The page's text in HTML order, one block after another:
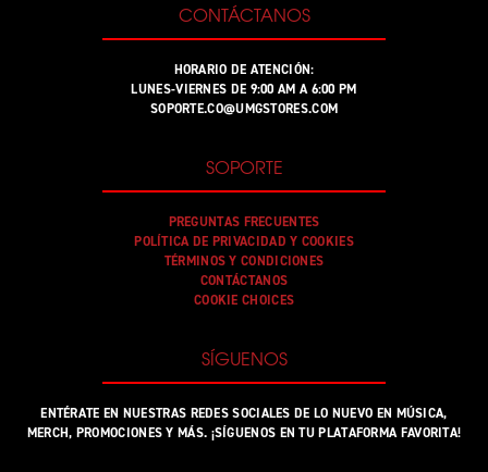
CONTÁCTANOS
HORARIO DE ATENCIÓN:
LUNES-VIERNES DE 9:00 AM A 6:00 PM
SOPORTE.CO@UMGSTORES.COM
SOPORTE
PREGUNTAS FRECUENTES
POLÍTICA DE PRIVACIDAD Y COOKIES
TÉRMINOS Y CONDICIONES
CONTÁCTANOS
COOKIE CHOICES
SÍGUENOS
ENTÉRATE EN NUESTRAS REDES SOCIALES DE LO NUEVO EN MÚSICA,
MERCH, PROMOCIONES Y MÁS. ¡SÍGUENOS EN TU PLATAFORMA FAVORITA!